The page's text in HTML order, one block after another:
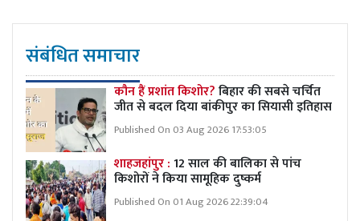
संबंधित समाचार
कौन हैं प्रशांत किशोर?बिहार की सबसे चर्चित
जीत से बदल दिया बांकीपुर का सियासी इतिहास
Published On 03 Aug 2026 17:53:05
शाहजहांपुर :12 साल की बालिका से पांच
किशोरों ने किया सामूहिक दुष्कर्म
Published On 01 Aug 2026 22:39:04